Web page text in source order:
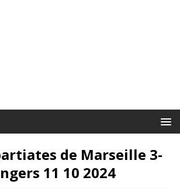
de Marseille 3-
11 10 2024